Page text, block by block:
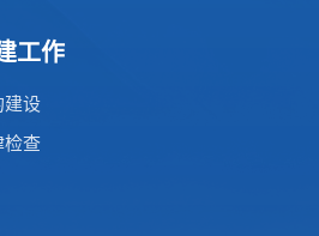
工作
建设
检查